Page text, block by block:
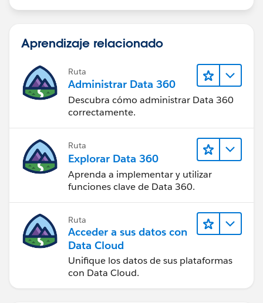
Aprendizaje relacionado
Ruta
Administrar Data 360
Descubra cómo administrar Data 360
correctamente.
Ruta
Explorar Data 360
Aprenda a implementar y utilizar
funciones clave de Data 360.
Ruta
Acceder a sus datos con
Data Cloud
Unifique los datos de sus plataformas
con Data Cloud.